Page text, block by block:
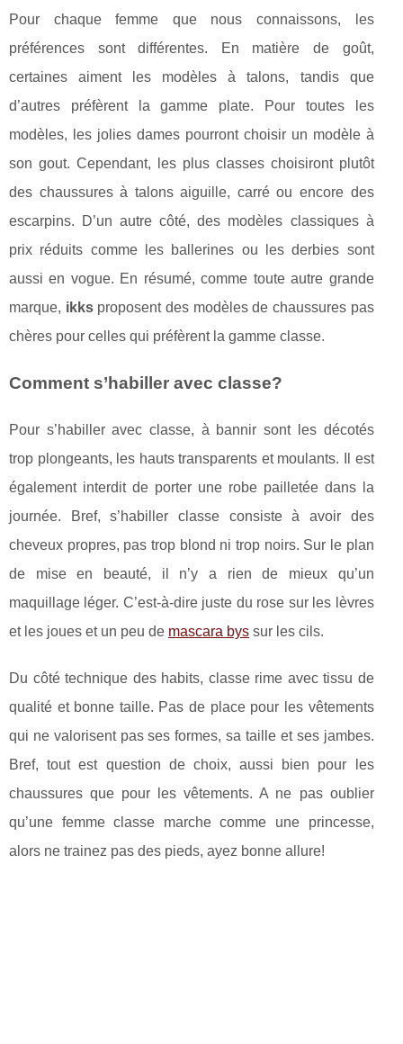
Pour chaque femme que nous connaissons, les
préférences sont différentes. En matière de goût,
certaines aiment les modèles à talons, tandis que
d’autres préfèrent la gamme plate. Pour toutes les
modèles, les jolies dames pourront choisir un modèle à
son gout. Cependant, les plus classes choisiront plutôt
des chaussures à talons aiguille, carré ou encore des
escarpins. D’un autre côté, des modèles classiques à
prix réduits comme les ballerines ou les derbies sont
aussi en vogue. En résumé, comme toute autre grande
marque, ikksproposent des modèles de chaussures pas
chères pour celles qui préfèrent la gamme classe.
Comment s’habiller avec classe?
Pour s’habiller avec classe, à bannir sont les décotés
trop plongeants, les hauts transparents et moulants. Il est
également interdit de porter une robe pailletée dans la
journée. Bref, s’habiller classe consiste à avoir des
cheveux propres, pas trop blond ni trop noirs. Sur le plan
de mise en beauté, il n’y a rien de mieux qu’un
maquillage léger. C’est-à-dire juste du rose sur les lèvres
et les joues et un peu de mascara bys sur les cils.
Du côté technique des habits, classe rime avec tissu de
qualité et bonne taille. Pas de place pour les vêtements
qui ne valorisent pas ses formes, sa taille et ses jambes.
Bref, tout est question de choix, aussi bien pour les
chaussures que pour les vêtements. A ne pas oublier
qu’une femme classe marche comme une princesse,
alors ne trainez pas des pieds, ayez bonne allure!